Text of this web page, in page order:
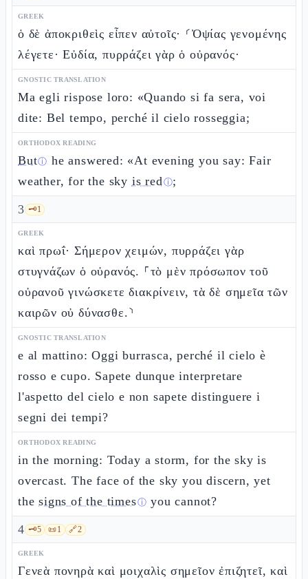
GREEK
ὁ δὲ ἀποκριθεὶς εἶπεν αὐτοῖς· ⸂Ὀψίας γενομένης
λέγετε· Εὐδία, πυρράζει γὰρ ὁ οὐρανός·
GNOSTIC TRANSLATION
Ma egli rispose loro: «Quando si fa sera, voi
dite: Bel tempo, perché il cielo rosseggia;
ORTHODOX READING
Butⓘ he answered: «At evening you say: Fair
weather, for the sky is redⓘ;
3 🗝️1
GREEK
καὶ πρωΐ· Σήμερον χειμών, πυρράζει γὰρ
στυγνάζων ὁ οὐρανός. ⸀τὸ μὲν πρόσωπον τοῦ
οὐρανοῦ γινώσκετε διακρίνειν, τὰ δὲ σημεῖα τῶν
καιρῶν οὐ δύνασθε.⸃
GNOSTIC TRANSLATION
e al mattino: Oggi burrasca, perché il cielo è
rosso e cupo. Sapete dunque interpretare
l'aspetto del cielo e non sapete distinguere i
segni dei tempi?
ORTHODOX READING
in the morning: Today a storm, for the sky is
overcast. The face of the sky you discern, yet
thesigns of the timesⓘ you cannot?
4 🗝️5 📜1 🔗2
GREEK
Γενεὰ πονηρὰ καὶ μοιχαλὶς σημεῖον ἐπιζητεῖ, καὶ